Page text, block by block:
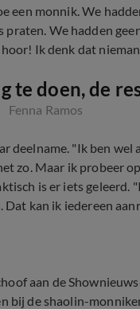
een monnik. We
We hadden
Ik denk dat
te doen, de
Fenna Ramos
deelname. "Ik ben wel
zo. Maar ik probeer
is er iets geleerd.
Dat kan ik iedereen
aan de
bij de shaolin-